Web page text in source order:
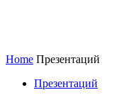
Home Презентаций
Презентаций